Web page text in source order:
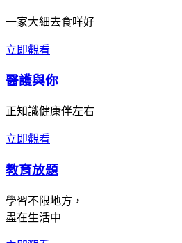
一家大細去食咩好
立即觀看
醫護與你
正知識健康伴左右
立即觀看
教育放題
學習不限地方，
盡在生活中